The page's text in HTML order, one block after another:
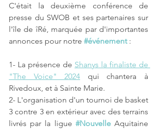
C'était la deuxième conférence de
presse du SWOB et ses partenaires sur
l'île de îRé, marquée par d'importantes
annonces pour notre #événement :
1- La présence de Shanys la finaliste de
"The Voice" 2024 qui chantera à
Rivedoux, et à Sainte Marie.
2- L'organisation d'un tournoi de basket
3 contre 3 en extérieur avec des terrains
livrés par la ligue #Nouvelle Aquitaine